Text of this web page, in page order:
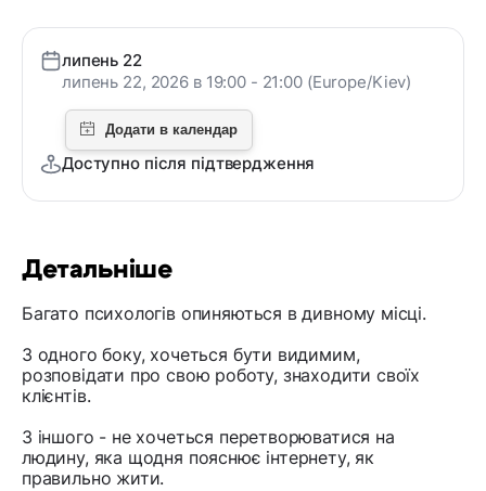
Детальніше
Багато психологів опиняються в дивному місці.
З одного боку, хочеться бути видимим,
розповідати про свою роботу, знаходити своїх
клієнтів.
З іншого - не хочеться перетворюватися на
людину, яка щодня пояснює інтернету, як
правильно жити.
липень 22
липень 22, 2026 в 19:00 - 21:00 (Europe/Kiev)
Доступно після підтвердження